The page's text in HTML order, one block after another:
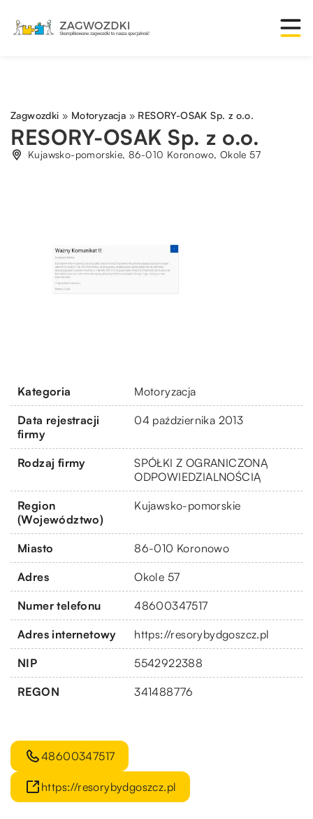
Zagwozdki » Motoryzacja » RESORY-OSAK Sp. z o.o.
RESORY-OSAK Sp. z o.o.
Kujawsko-pomorskie, 86-010 Koronowo, Okole 57
Kategoria Motoryzacja
Data rejestracji
firmy
04 października 2013
Rodzaj firmy
SPÓŁKI Z OGRANICZONĄ
ODPOWIEDZIALNOŚCIĄ
Region
(Województwo)
Kujawsko-pomorskie
Miasto 86-010 Koronowo
Adres Okole 57
Numer telefonu 48600347517
Adres internetowy https://resorybydgoszcz.pl
NIP 5542922388
REGON 341488776
48600347517
https://resorybydgoszcz.pl